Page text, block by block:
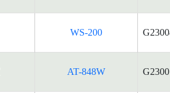
WS-200
AT-848W